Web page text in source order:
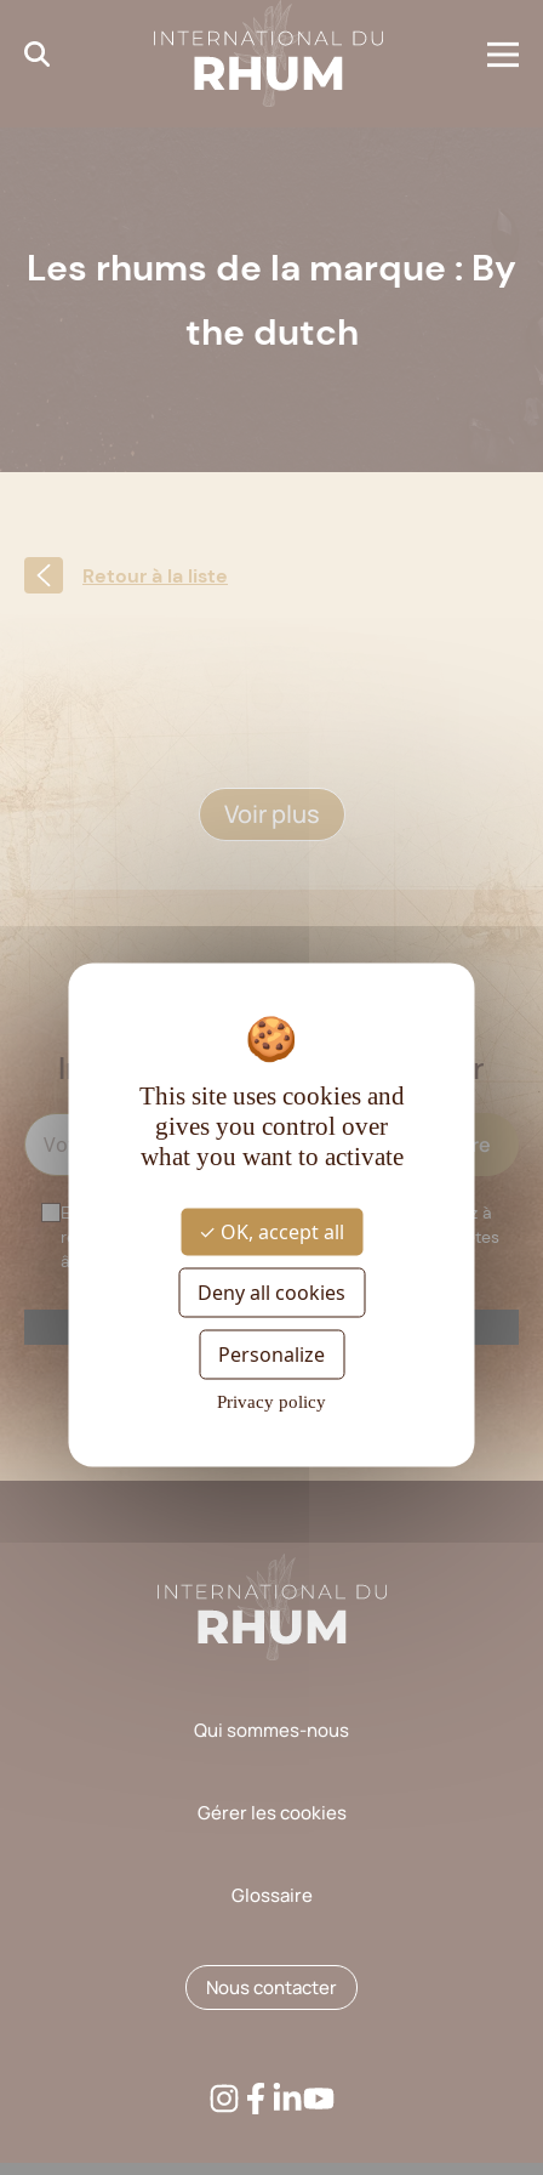
Les rhums de la marque : By
the dutch
Retour à la liste
Voir plus
RESTEZ INFORMÉ
Inscrivez-vous à la newsletter
En vous inscrivant à notre newsletter, vous consentez à
recevoir notre newsletter. Vous confirmez que vous êtes
âgé d’au moins 18 ans.
reCAPTCHA is disabled. Allow
champ
vide.
Qui sommes-nous
Gérer les cookies
Glossaire
Nous contacter
Cookies management panel
This site uses cookies and
gives you control over
what you want to activate
OK, accept all
Deny all cookies
Personalize
Privacy policy